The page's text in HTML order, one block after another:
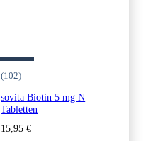
(102)
sovita Biotin 5 mg N
Tabletten
15,95€